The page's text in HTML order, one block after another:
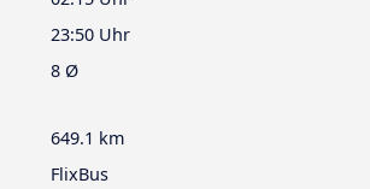
23:50 Uhr
8 Ø
649.1 km
FlixBus